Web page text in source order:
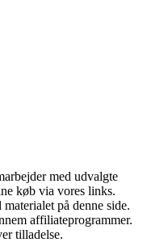
med udvalgte
køb via vores links.
på denne side.
affiliateprogrammer.
tilladelse.